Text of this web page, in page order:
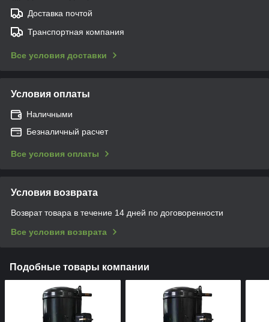
Доставка почтой
Транспортная компания
Все условия доставки
Условия оплаты
Наличными
Безналичный расчет
Все условия оплаты
Условия возврата
Возврат товара в течение 14 дней по договоренности
Все условия возврата
Подобные товары компании